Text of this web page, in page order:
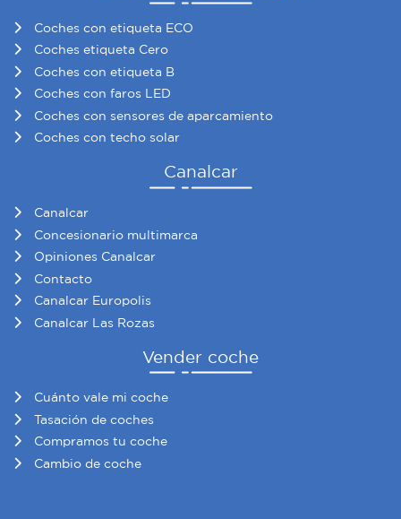
Coches con etiqueta ECO
Coches etiqueta Cero
Coches con etiqueta B
Coches con faros LED
Coches con sensores de aparcamiento
Coches con techo solar
Canalcar
Canalcar
Concesionario multimarca
Opiniones Canalcar
Contacto
Canalcar Europolis
Canalcar Las Rozas
Vender coche
Cuánto vale mi coche
Tasación de coches
Compramos tu coche
Cambio de coche